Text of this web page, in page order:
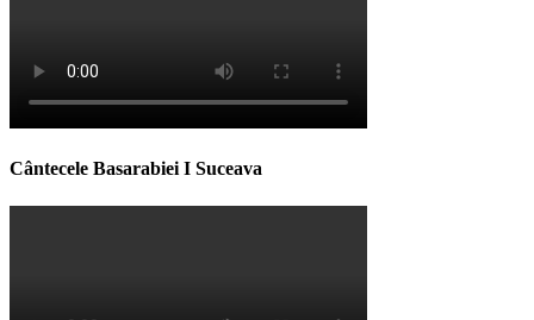
Cântecele Basarabiei I Suceava